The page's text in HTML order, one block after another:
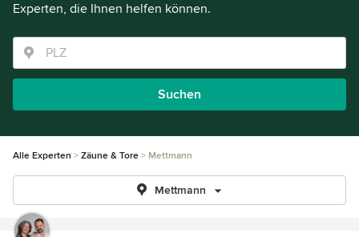
Experten, die Ihnen helfen können.
Suchen
Alle Experten Zäune & Tore Mettmann
Mettmann